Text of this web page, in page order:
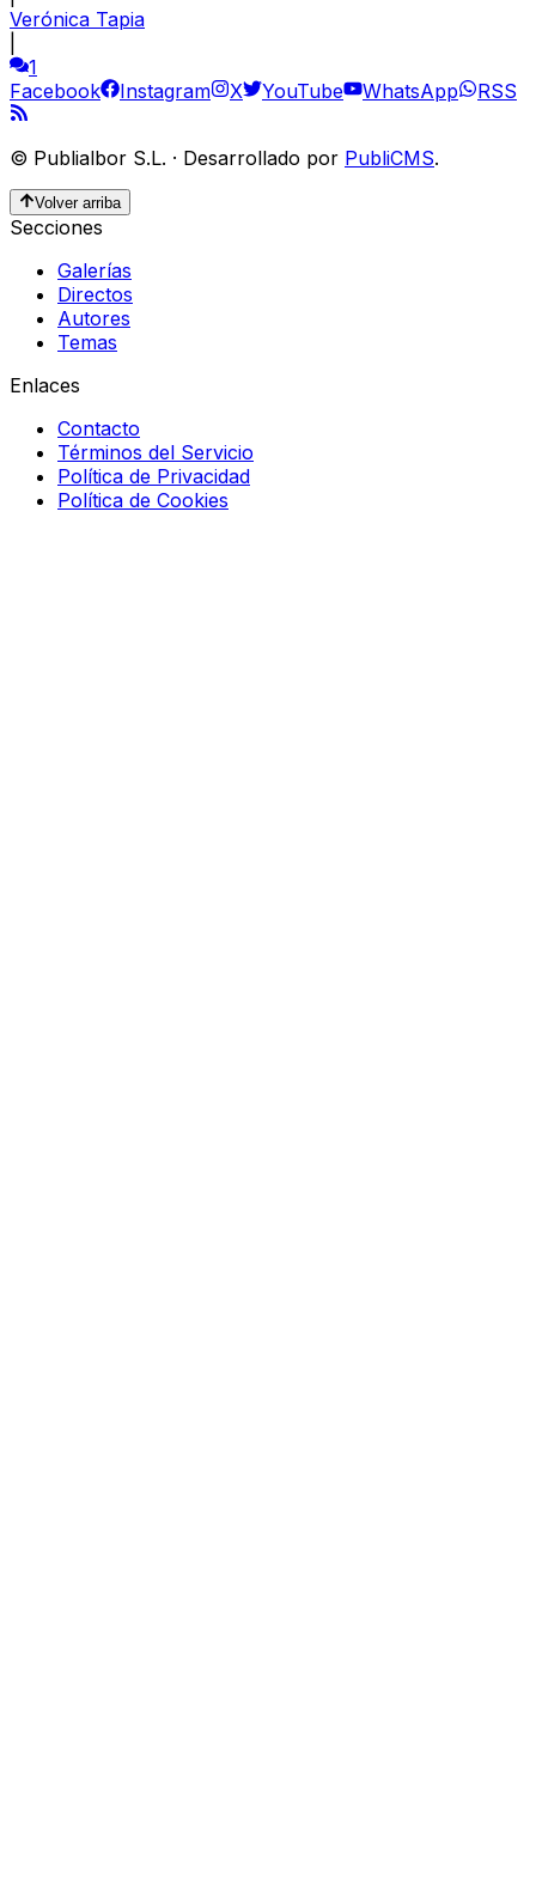
Verónica Tapia
1
Facebook
Instagram X YouTube WhatsApp RSS
© Publialbor S.L. · Desarrollado por PubliCMS.
Volver arriba
Secciones
Galerías
Directos
Autores
Temas
Enlaces
Contacto
Términos del Servicio
Política de Privacidad
Política de Cookies